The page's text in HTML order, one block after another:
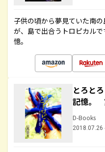
子供の頃から夢見ていた南
が、島で出合うトロピカル
憶。
とろと
記憶。
D-Books
2018.07.26